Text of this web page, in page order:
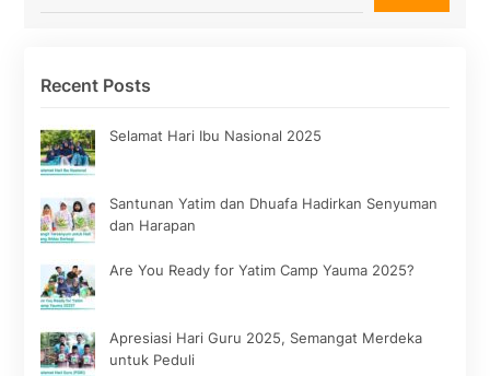
Recent Posts
Selamat Hari Ibu Nasional 2025
Santunan Yatim dan Dhuafa Hadirkan Senyuman
dan Harapan
Are You Ready for Yatim Camp Yauma 2025?
Apresiasi Hari Guru 2025, Semangat Merdeka
untuk Peduli